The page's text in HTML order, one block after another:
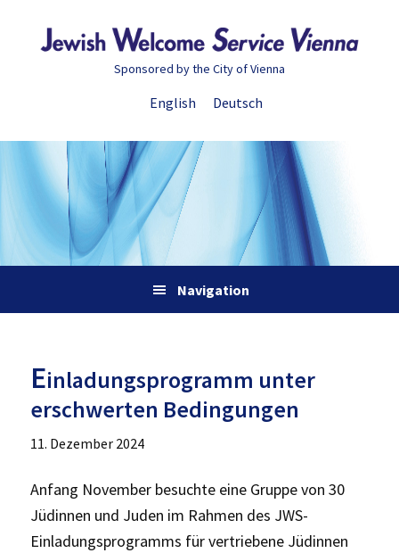
Hauptnavigation
Hauptsidebar
Fußzeile
Sponsored by the City of Vienna
English Deutsch
Navigation
Einladungsprogramm unter
erschwerten Bedingungen
11. Dezember 2024
Anfang November besuchte eine Gruppe von 30
Jüdinnen und Juden im Rahmen des JWS-
Einladungsprogramms für vertriebene Jüdinnen